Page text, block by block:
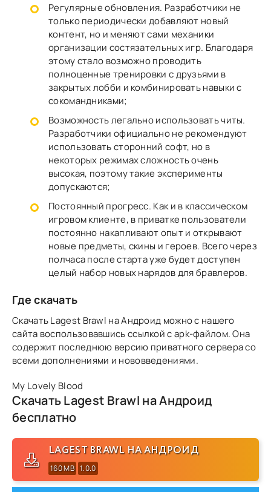
Регулярные обновления. Разработчики не
только периодически добавляют новый
контент, но и меняют сами механики
организации состязательных игр. Благодаря
этому стало возможно проводить
полноценные тренировки с друзьями в
закрытых лобби и комбинировать навыки с
сокомандниками;
Возможность легально использовать читы.
Разработчики официально не рекомендуют
использовать сторонний софт, но в
некоторых режимах сложность очень
высокая, поэтому такие эксперименты
допускаются;
Постоянный прогресс. Как и в классическом
игровом клиенте, в приватке пользователи
постоянно накапливают опыт и открывают
новые предметы, скины и героев. Всего через
полчаса после старта уже будет доступен
целый набор новых нарядов для бравлеров.
Где скачать
Скачать Lagest Brawl на Андроид можно с нашего
сайта воспользовавшись ссылкой с apk-файлом. Она
содержит последнюю версию приватного сервера со
всеми дополнениями и нововведениями.
My Lovely Blood
Скачать Lagest Brawl на Андроид
бесплатно
LAGEST BRAWL НА АНДРОИД
160 MB 1.0.0